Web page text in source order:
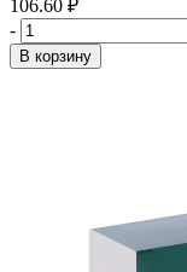
106.60 ₽
-
В корзину